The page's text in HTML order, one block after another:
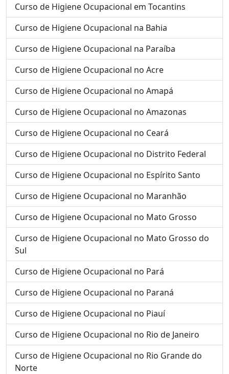
Curso de Higiene Ocupacional em Tocantins
Curso de Higiene Ocupacional na Bahia
Curso de Higiene Ocupacional na Paraíba
Curso de Higiene Ocupacional no Acre
Curso de Higiene Ocupacional no Amapá
Curso de Higiene Ocupacional no Amazonas
Curso de Higiene Ocupacional no Ceará
Curso de Higiene Ocupacional no Distrito Federal
Curso de Higiene Ocupacional no Espírito Santo
Curso de Higiene Ocupacional no Maranhão
Curso de Higiene Ocupacional no Mato Grosso
Curso de Higiene Ocupacional no Mato Grosso do
Sul
Curso de Higiene Ocupacional no Pará
Curso de Higiene Ocupacional no Paraná
Curso de Higiene Ocupacional no Piauí
Curso de Higiene Ocupacional no Rio de Janeiro
Curso de Higiene Ocupacional no Rio Grande do
Norte